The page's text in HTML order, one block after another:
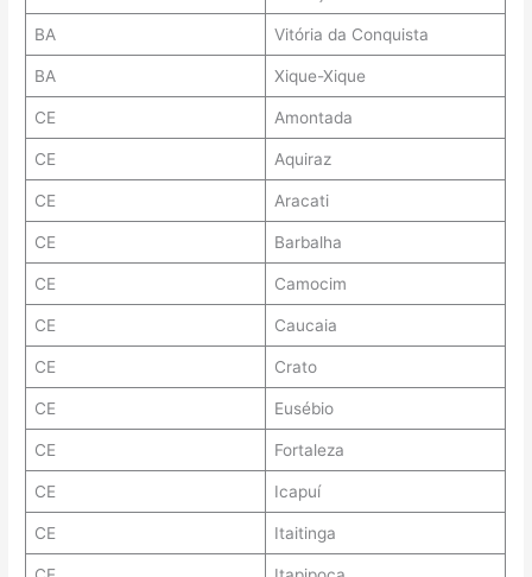
BA Vitória da Conquista
BA Xique-Xique
CE Amontada
CE Aquiraz
CE Aracati
CE Barbalha
CE Camocim
CE Caucaia
CE Crato
CE Eusébio
CE Fortaleza
CE Icapuí
CE Itaitinga